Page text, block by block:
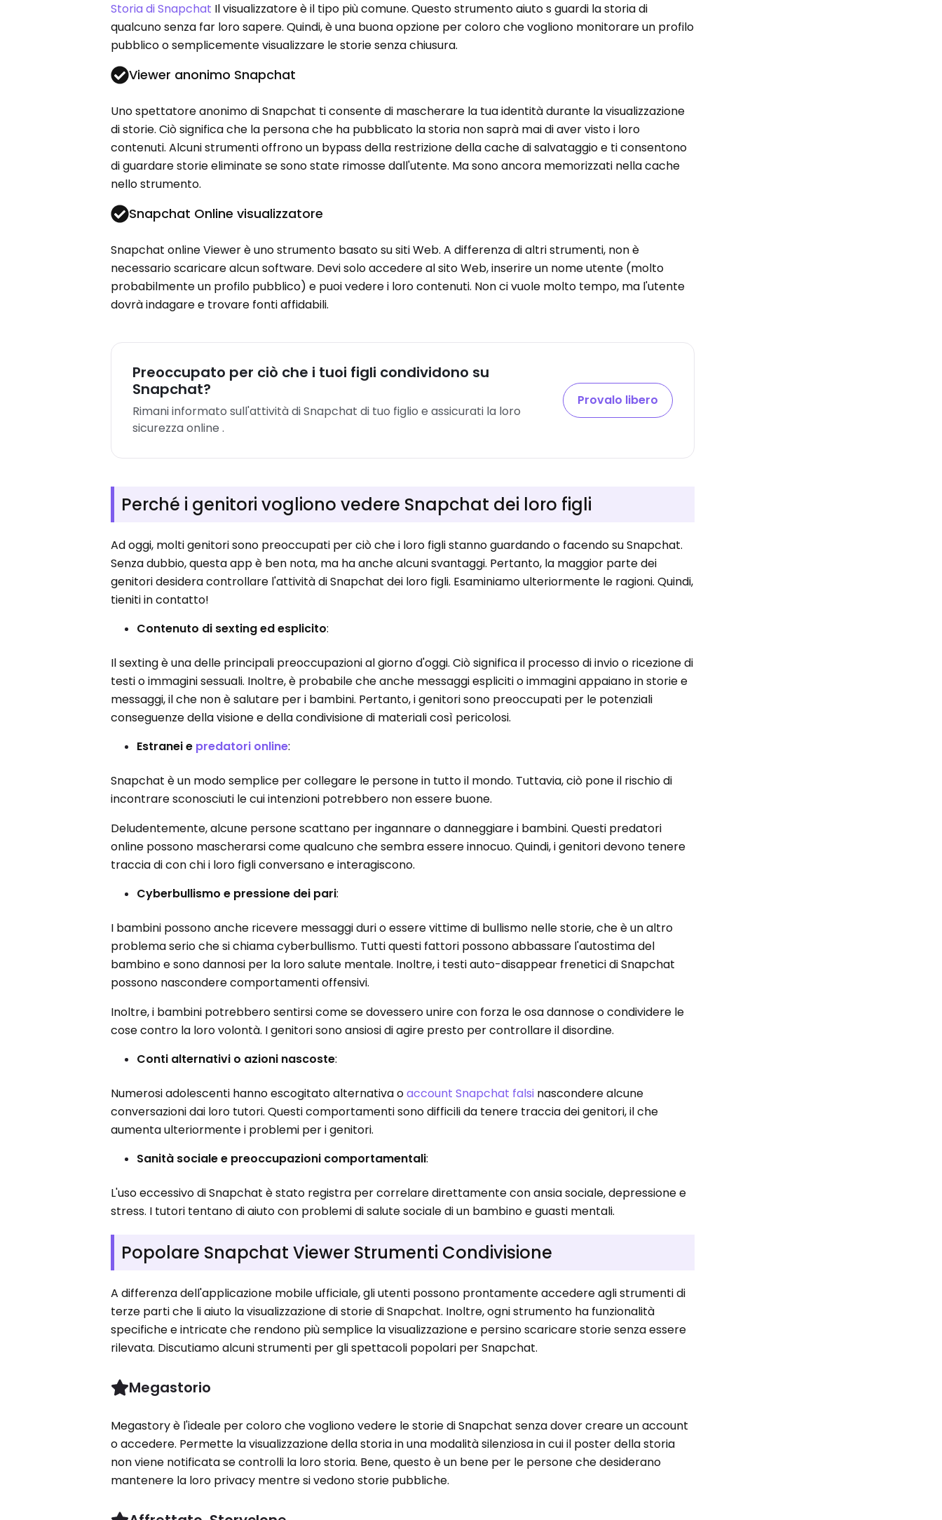
Storia di Snapchat Il visualizzatore è il tipo più comune. Questo strumento aiuto s guardi la storia di
qualcuno senza far loro sapere. Quindi, è una buona opzione per coloro che vogliono monitorare un profilo
pubblico o semplicemente visualizzare le storie senza chiusura.
Viewer anonimo Snapchat
Uno spettatore anonimo di Snapchat ti consente di mascherare la tua identità durante la visualizzazione
di storie. Ciò significa che la persona che ha pubblicato la storia non saprà mai di aver visto i loro
contenuti. Alcuni strumenti offrono un bypass della restrizione della cache di salvataggio e ti consentono
di guardare storie eliminate se sono state rimosse dall'utente. Ma sono ancora memorizzati nella cache
nello strumento.
Snapchat Online visualizzatore
Snapchat online Viewer è uno strumento basato su siti Web. A differenza di altri strumenti, non è
necessario scaricare alcun software. Devi solo accedere al sito Web, inserire un nome utente (molto
probabilmente un profilo pubblico) e puoi vedere i loro contenuti. Non ci vuole molto tempo, ma l'utente
dovrà indagare e trovare fonti affidabili.
Preoccupato per ciò che i tuoi figli condividono su
Snapchat?
Rimani informato sull'attività di Snapchat di tuo figlio e assicurati la loro
sicurezza online .
Provalo libero
Perché i genitori vogliono vedere Snapchat dei loro figli
Ad oggi, molti genitori sono preoccupati per ciò che i loro figli stanno guardando o facendo su Snapchat.
Senza dubbio, questa app è ben nota, ma ha anche alcuni svantaggi. Pertanto, la maggior parte dei
genitori desidera controllare l'attività di Snapchat dei loro figli. Esaminiamo ulteriormente le ragioni. Quindi,
tieniti in contatto!
Contenuto di sexting ed esplicito:
Il sexting è una delle principali preoccupazioni al giorno d'oggi. Ciò significa il processo di invio o ricezione di
testi o immagini sessuali. Inoltre, è probabile che anche messaggi espliciti o immagini appaiano in storie e
messaggi, il che non è salutare per i bambini. Pertanto, i genitori sono preoccupati per le potenziali
conseguenze della visione e della condivisione di materiali così pericolosi.
Estranei e predatori online:
Snapchat è un modo semplice per collegare le persone in tutto il mondo. Tuttavia, ciò pone il rischio di
incontrare sconosciuti le cui intenzioni potrebbero non essere buone.
Deludentemente, alcune persone scattano per ingannare o danneggiare i bambini. Questi predatori
online possono mascherarsi come qualcuno che sembra essere innocuo. Quindi, i genitori devono tenere
traccia di con chi i loro figli conversano e interagiscono.
Cyberbullismo e pressione dei pari:
I bambini possono anche ricevere messaggi duri o essere vittime di bullismo nelle storie, che è un altro
problema serio che si chiama cyberbullismo. Tutti questi fattori possono abbassare l'autostima del
bambino e sono dannosi per la loro salute mentale. Inoltre, i testi auto-disappear frenetici di Snapchat
possono nascondere comportamenti offensivi.
Inoltre, i bambini potrebbero sentirsi come se dovessero unire con forza le osa dannose o condividere le
cose contro la loro volontà. I genitori sono ansiosi di agire presto per controllare il disordine.
Conti alternativi o azioni nascoste:
Numerosi adolescenti hanno escogitato alternativa oaccount Snapchat falsi nascondere alcune
conversazioni dai loro tutori. Questi comportamenti sono difficili da tenere traccia dei genitori, il che
aumenta ulteriormente i problemi per i genitori.
Sanità sociale e preoccupazioni comportamentali:
L'uso eccessivo di Snapchat è stato registra per correlare direttamente con ansia sociale, depressione e
stress. I tutori tentano di aiuto con problemi di salute sociale di un bambino e guasti mentali.
Popolare Snapchat Viewer Strumenti Condivisione
A differenza dell'applicazione mobile ufficiale, gli utenti possono prontamente accedere agli strumenti di
terze parti che li aiuto la visualizzazione di storie di Snapchat. Inoltre, ogni strumento ha funzionalità
specifiche e intricate che rendono più semplice la visualizzazione e persino scaricare storie senza essere
rilevata. Discutiamo alcuni strumenti per gli spettacoli popolari per Snapchat.
Megastorio
Megastory è l'ideale per coloro che vogliono vedere le storie di Snapchat senza dover creare un account
o accedere. Permette la visualizzazione della storia in una modalità silenziosa in cui il poster della storia
non viene notificata se controlli la loro storia. Bene, questo è un bene per le persone che desiderano
mantenere la loro privacy mentre si vedono storie pubbliche.